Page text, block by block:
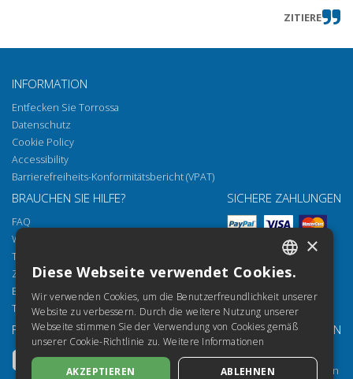
ZITIERE
INFORMATION
Entfecken Sie Torrossa
Datenschutz
Cookie Policy
Accessibility
Barrierefreiheits-Konformitätsbericht (VPAT)
BRAUCHEN SIE HILFE?
FAQ
Wie öffnen Sie unsere Dokumente
Torrossa Reader
Zugriffsmöglichkeiten
Email:helpdesk@torrossa.com
Tel: +39 055 5018800
SICHERE ZAHLUNGEN
FOLGEN SIE UNS UNSERE RESSOURCEN
Torrossa für Institutionen
ITALIAN
SPANISH
FRENCH
ENGLISH
×
Diese Webseite verwendet Cookies.
Wir verwenden Cookies, um die Benutzerfreundlichkeit unserer
Website zu verbessern. Durch die weitere Nutzung unserer
Webseite stimmen Sie der Verwendung von Cookies gemäß
unserer Cookie-Richtlinie zu. Weitere Informationen
AKZEPTIEREN ABLEHNEN